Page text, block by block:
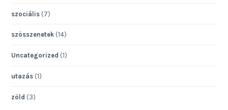
szociális (7)
szösszenetek (14)
Uncategorized (1)
utazás (1)
zöld (3)